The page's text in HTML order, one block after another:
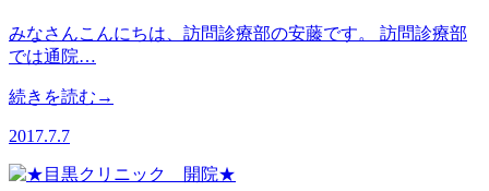
みなさんこんにちは、訪問診療部の安藤です。 訪問診療部
では通院…
続きを読む→
2017.7.7